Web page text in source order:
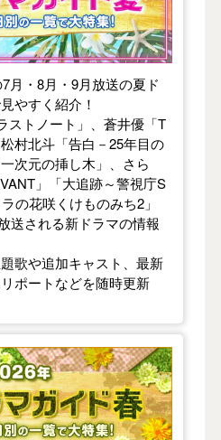
月・8月・9月放送の夏ド
やすく紹介！
ストノート」、蒼井優「T
村北斗「告白－25年目の
次元の挿し木」、さら
」「大追跡～警視庁S
の花咲くけものみち2」
送される新ドラマの情報
歌や追加キャスト、最新
ポートなどを随時更新
マガイド